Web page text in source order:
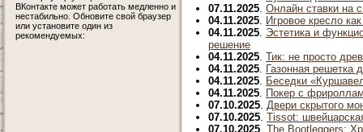
ВКонтакте может работать медленно и
нестабильно. Обновите свой браузер
или установите один из
рекомендуемых:
07.11.2025. Онлайн ставки на
04.11.2025. Игровое кресло
04.11.2025. Эстетика и
решение
04.11.2025. Тик: не просто
04.11.2025. Газонная решетка
04.11.2025. Беседки
04.11.2025. Покер с
07.10.2025. Двери скрытого
07.10.2025. Tissot:
07.10.2025. The Bootleggers: